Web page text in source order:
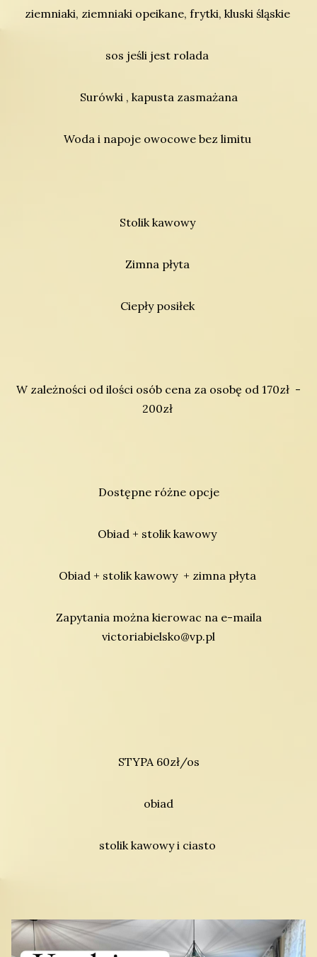
ziemniaki, ziemniaki opeikane, frytki, kluski śląskie
sos jeśli jest rolada
Surówki , kapusta zasmażana
Woda i napoje owocowe bez limitu
Stolik kawowy
Zimna płyta
Ciepły posiłek
W zależności od ilości osób cena za osobę od 170zł -
200zł
Dostępne różne opcje
Obiad + stolik kawowy
Obiad + stolik kawowy + zimna płyta
Zapytania można kierowac na e-maila
victoriabielsko@vp.pl
STYPA 60zł/os
obiad
stolik kawowy i ciasto